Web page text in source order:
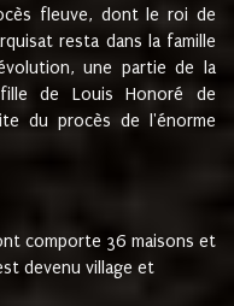
fleuve, dont le roi de
resta dans la famille
une partie de la
de Louis Honoré de
du procès de l'énorme
comporte 36 maisons et
devenu village et